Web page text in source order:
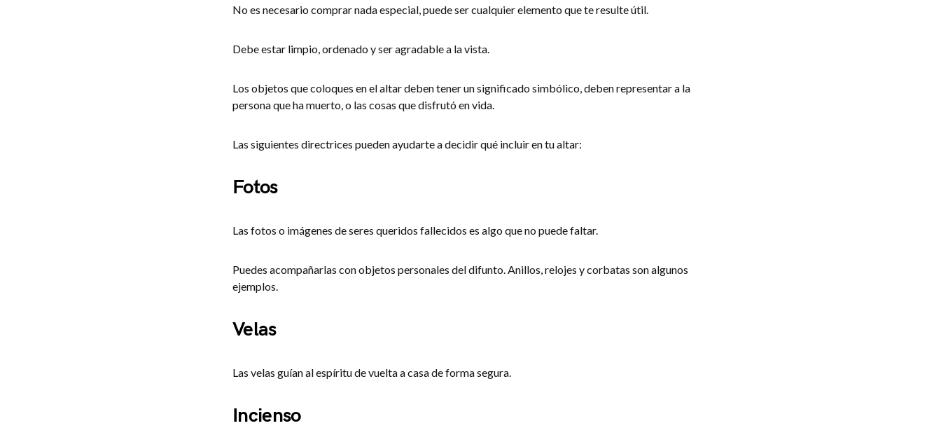
No es necesario comprar nada especial, puede ser cualquier elemento que te resulte útil.
Debe estar limpio, ordenado y ser agradable a la vista.
Los objetos que coloques en el altar deben tener un significado simbólico, deben representar a la
persona que ha muerto, o las cosas que disfrutó en vida.
Las siguientes directrices pueden ayudarte a decidir qué incluir en tu altar:
Fotos
Las fotos o imágenes de seres queridos fallecidos es algo que no puede faltar.
Puedes acompañarlas con objetos personales del difunto. Anillos, relojes y corbatas son algunos
ejemplos.
Velas
Las velas guían al espíritu de vuelta a casa de forma segura.
Incienso